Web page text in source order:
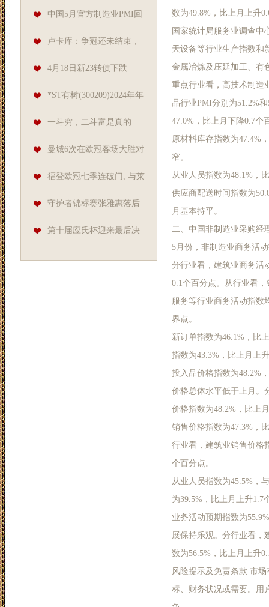
狂欢下的品控失守行业乱象的 ″
冰山一角″_检测_品牌_事件
中国5月官方制造业PMI回
升至49.5，非制造业延续扩张
卢卡库：争冠还未结束，
希望国米顺利
4月18日新23转债下跌
0.23%，转股溢价率48.5%
*ST有树(300209)2024年年
报简析: 净利润增111.72%, 盈利
能力上升
一斗穷，二斗富是真的
吗？中科院发现“斗”和“簸箕”的
基因奥秘
曼城6次在欧冠客场大胜对
手4球或以上, 全部发生在瓜帅
执教期间
福登欧冠七季连破门, 与莱
万、格列兹曼、姆巴佩并肩传
奇
守护者锦标赛张雅惠落后
一杆 有望连赢两站比赛
第十届应氏杯迎来最后决
数为49.8%，比上月上升
国家统计局服务业调查
天设备等行业生产指数和
金属冶炼及压延加工、有
重点行业看，高技术制造
品行业PMI分别为51.2%
47.0%，比上月下降0.7个
原材料库存指数为47.4%
窄。
从业人员指数为48.1%，
供应商配送时间指数为
月基本持平。
二、中国非制造业采购经
5月份，非制造业商务活
分行业看，建筑业商务活
0.1个百分点。从行业看
服务等行业商务活动指数
界点。
新订单指数为46.1%，比
指数为43.3%，比上月上
投入品价格指数为48.2%
价格总体水平低于上月。
价格指数为48.2%，比上
销售价格指数为47.3%，
行业看，建筑业销售价格
个百分点。
从业人员指数为45.5%，
为39.5%，比上月上升1.7
业务活动预期指数为
展保持乐观。分行业看，
数为56.5%，比上月上升
风险提示及免责条款 市
标、财务状况或需要。用